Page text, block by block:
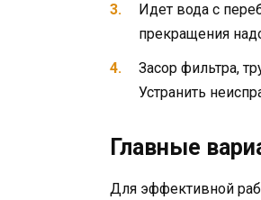
Идет вода с
прекращения
Засор фильтра,
Устранить
Главные
Для эффективной